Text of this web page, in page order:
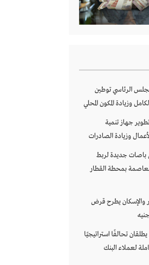
الرئاسي توطين
وزيادة المكون المحلي
جهاز تنمية
وزيادة الصادرات
يدشن 10 ميني باصات جديدة لربط
بمحطة القطار
والإسكان يطرح قرض
تحالفًا استراتيجيًا
لعملاء البنك